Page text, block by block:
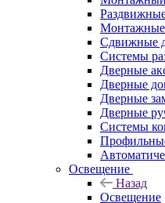
Монтажные
Сдвижные
Системы
Дверные
Дверные
Дверные
Дверные
Системы
Освещение
Назад
Освещение